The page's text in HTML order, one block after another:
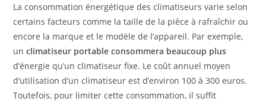
La consommation énergétique des climatiseurs varie selon
certains facteurs comme la taille de la pièce à rafraîchir ou
encore la marque et le modèle de l’appareil. Par exemple,
unclimatiseur portable consommera beaucoup plus
d’énergie qu’un climatiseur fixe. Le coût annuel moyen
d’utilisation d’un climatiseur est d’environ 100 à 300 euros.
Toutefois, pour limiter cette consommation, il suffit